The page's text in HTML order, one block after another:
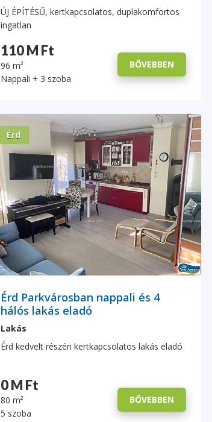
ÚJ ÉPÍTÉSŰ, kertkapcsolatos, duplakomfortos
ingatlan
110 M Ft
96 m²
Nappali + 3 szoba
BŐVEBBEN
Érd
Érd Parkvárosban nappali és 4
hálós lakás eladó
Lakás
Érd kedvelt részén kertkapcsolatos lakás eladó
0 M Ft
80 m²
5 szoba
BŐVEBBEN